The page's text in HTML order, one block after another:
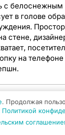
с
в голове
стене,
на
. Продолжая
Политикой